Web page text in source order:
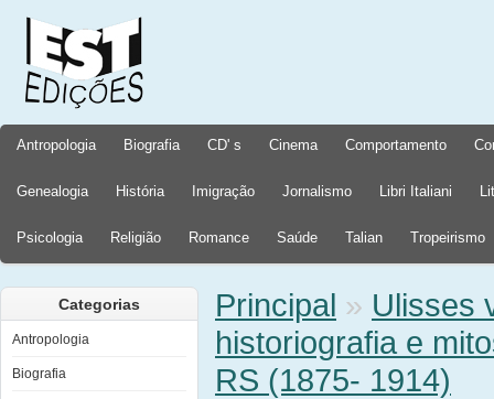
Antropologia Biografia CD' s Cinema Comportamento
Genealogia História Imigração Jornalismo Libri Italiani
Psicologia Religião Romance Saúde Talian Tropeirismo
Categorias
Antropologia
Biografia
Principal » Ulisses
historiografia e
RS (1875- 1914)